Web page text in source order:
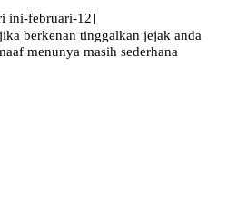
ini-februari-12]
berkenan tinggalkan jejak anda
menunya masih sederhana